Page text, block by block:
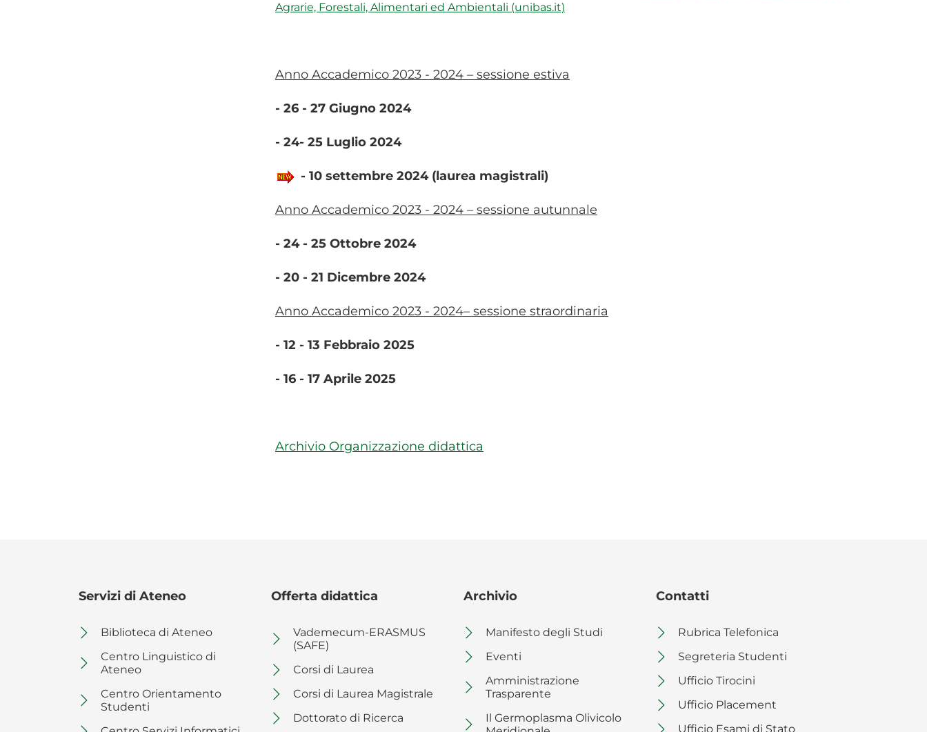
Agrarie, Forestali, Alimentari ed Ambientali (unibas.it)
Anno Accademico 2023 - 2024 – sessione estiva
- 26 - 27 Giugno 2024
- 24- 25 Luglio 2024
- 10 settembre 2024 (laurea magistrali)
Anno Accademico 2023 - 2024 – sessione autunnale
- 24 - 25 Ottobre 2024
- 20 - 21 Dicembre 2024
Anno Accademico 2023 - 2024– sessione straordinaria
- 12 - 13 Febbraio 2025
- 16 - 17 Aprile 2025
Archivio Organizzazione didattica
Servizi di Ateneo
Biblioteca di Ateneo
Centro Linguistico di
Ateneo
Centro Orientamento
Studenti
Offerta didattica
Vademecum-ERASMUS
(SAFE)
Corsi di Laurea
Corsi di Laurea Magistrale
Dottorato di Ricerca
Archivio
Manifesto degli Studi
Eventi
Amministrazione
Trasparente
Il Germoplasma Olivicolo
Contatti
Rubrica Telefonica
Segreteria Studenti
Ufficio Tirocini
Ufficio Placement
Ufficio Esami di Stato